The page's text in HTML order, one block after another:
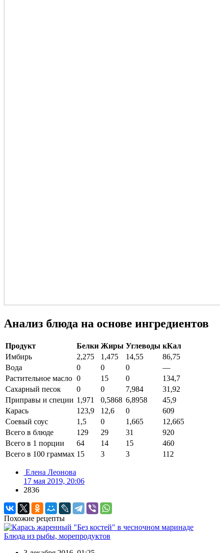
Анализ блюда на основе ингредиентов
Продукт Белки Жиры Углеводы кКал
Имбирь
2,275 1,475 14,55
86,75
Вода
0 0 0
—
Растительное масло 0 15 0
134,7
Сахарный песок
0 0 7,984
31,92
Приправы и специи 1,971 0,5868 6,8958
45,9
Карась
123,9 12,6 0
609
Соевый соус
1,5 0 1,665
12,665
Всего в блюде
129 29 31
920
Всего в 1 порции
64 14 15
460
Всего в 100 граммах 15 3 3 112
Елена Леонова
17 мая 2019, 20:06
2836
Похожие рецепты
Блюда из рыбы, морепродуктов